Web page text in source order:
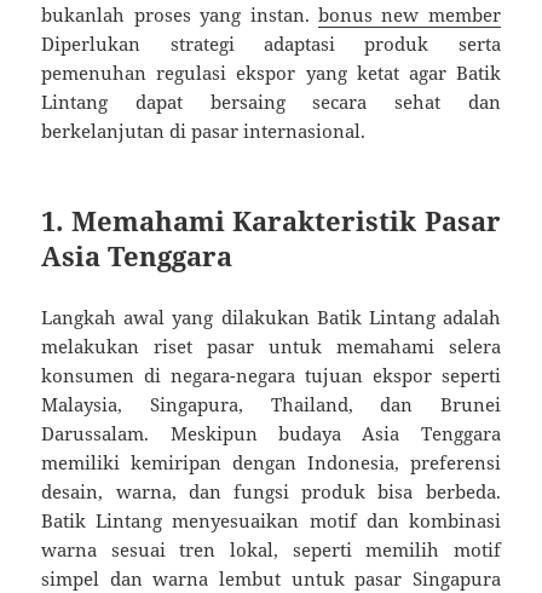
bukanlah proses yang instan. bonus new member
Diperlukan strategi adaptasi produk serta
pemenuhan regulasi ekspor yang ketat agar Batik
Lintang dapat bersaing secara sehat dan
berkelanjutan di pasar internasional.
1. Memahami Karakteristik Pasar
Asia Tenggara
Langkah awal yang dilakukan Batik Lintang adalah
melakukan riset pasar untuk memahami selera
konsumen di negara-negara tujuan ekspor seperti
Malaysia, Singapura, Thailand, dan Brunei
Darussalam. Meskipun budaya Asia Tenggara
memiliki kemiripan dengan Indonesia, preferensi
desain, warna, dan fungsi produk bisa berbeda.
Batik Lintang menyesuaikan motif dan kombinasi
warna sesuai tren lokal, seperti memilih motif
simpel dan warna lembut untuk pasar Singapura